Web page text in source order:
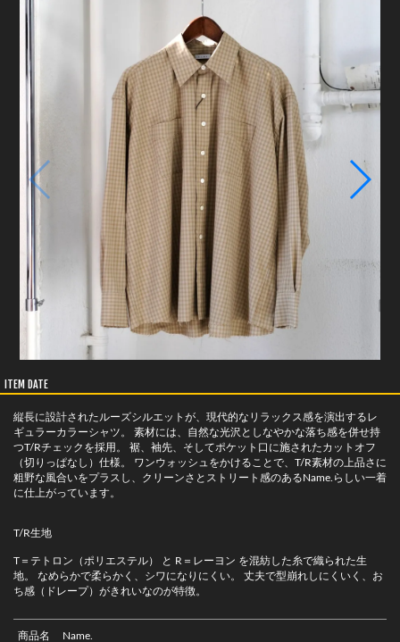
ITEM DATE
縦長に設計されたルーズシルエットが、現代的なリラックス感を演出するレ
ギュラーカラーシャツ。 素材には、自然な光沢としなやかな落ち感を併せ持
つT/Rチェックを採用。 裾、袖先、そしてポケット口に施されたカットオフ
（切りっぱなし）仕様。 ワンウォッシュをかけることで、T/R素材の上品さに
粗野な風合いをプラスし、クリーンさとストリート感のあるName.らしい一着
に仕上がっています。
T/R生地
T＝テトロン（ポリエステル） と R＝レーヨン を混紡した糸で織られた生
地。 なめらかで柔らかく、シワになりにくい。 丈夫で型崩れしにくいく、お
ち感（ドレープ）がきれいなのが特徴。
商品名 Name.